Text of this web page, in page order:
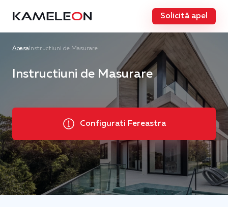
Solicită apel
Acasa Instructiuni de Masurare
Instructiuni de Masurare
Configurati Fereastra